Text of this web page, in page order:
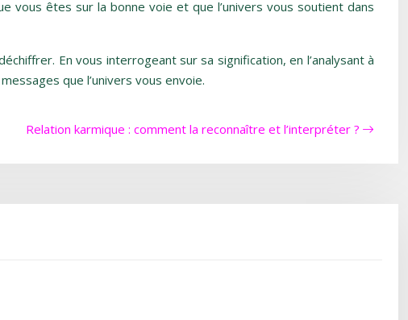
vous êtes sur la bonne voie et que l’univers vous soutient dans
En vous interrogeant sur sa signification, en l’analysant à
que l’univers vous envoie.
Relation karmique : comment la reconnaître et l’interpréter ?